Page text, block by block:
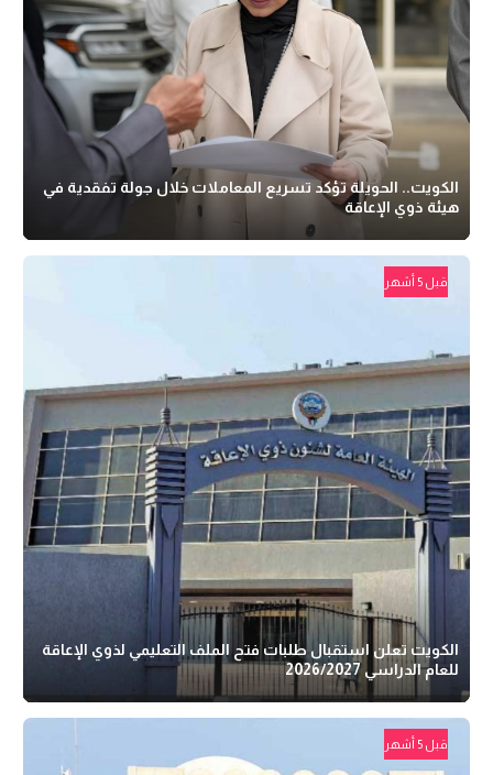
الكويت.. الحويلة تؤكد تسريع المعاملات خلال جولة تفقدية في
هيئة ذوي الإعاقة
قبل 5 أشهر
الكويت تعلن استقبال طلبات فتح الملف التعليمي لذوي الإعاقة
للعام الدراسي 2026/2027
قبل 5 أشهر